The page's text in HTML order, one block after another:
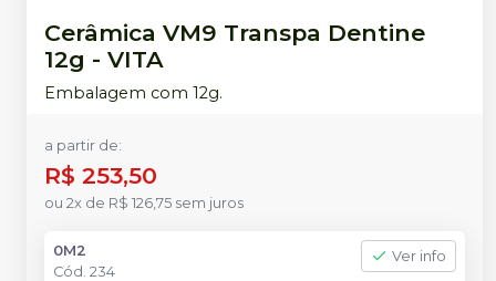
Cerâmica VM9 Transpa Dentine
12g - VITA
Embalagem com 12g.
a partir de:
R$ 253,50
ou 2x de R$ 126,75 sem juros
0M2
Cód. 234
Ver info